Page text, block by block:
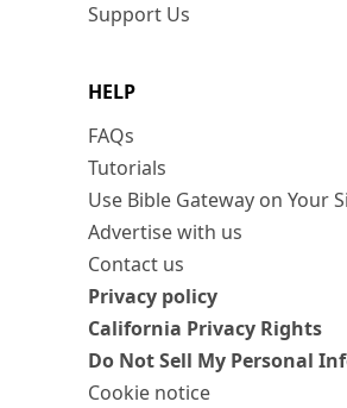
Support Us
HELP
FAQs
Tutorials
Use Bible Gateway on Your
Advertise with us
Contact us
Privacy policy
California Privacy Rights
Do Not Sell My Personal
Cookie notice